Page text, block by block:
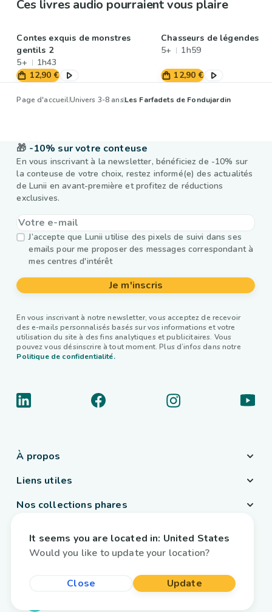
Ces livres audio pourraient vous plaire
Contes exquis de monstres
gentils 2
5+
1h43
12,90 €
Chasseurs de légendes
5+
1h59
12,90 €
Page d'accueilUnivers 3-8 ansLes Farfadets de Fondujardin
🎁 -10% sur votre conteuse
En vous inscrivant à la newsletter, bénéficiez de -10% sur
la conteuse de votre choix, restez informé(e) des actualités
de Lunii en avant-première et profitez de réductions
exclusives.
J’accepte que Lunii utilise des pixels de suivi dans ses
emails pour me proposer des messages correspondant à
mes centres d'intérêt
Je m'inscris
En vous inscrivant à notre newsletter, vous acceptez de recevoir
des e-mails personnalisés basés sur vos informations et votre
utilisation du site à des fins analytiques et publicitaires. Vous
pouvez vous désinscrire à tout moment. Plus d’infos dans notre
Politique de confidentialité.
À propos
Liens utiles
Nos collections phares
France / Français
It seems you are located in: United States
Would you like to update your location?
Close Update